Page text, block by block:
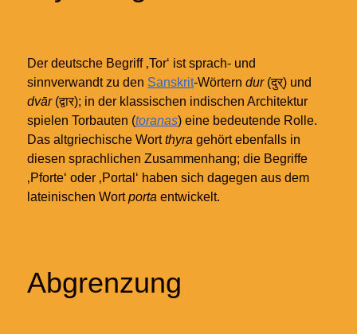
Der deutsche Begriff ‚Tor‘ ist sprach- und
sinnverwandt zu den Sanskrit-Wörtern dur(दुर्) und
dvār(द्वार); in der klassischen indischen Architektur
spielen Torbauten (toranas) eine bedeutende Rolle.
Das altgriechische Wortthyra gehört ebenfalls in
diesen sprachlichen Zusammenhang; die Begriffe
‚Pforte‘ oder ‚Portal‘ haben sich dagegen aus dem
lateinischen Wortporta entwickelt.
Abgrenzung